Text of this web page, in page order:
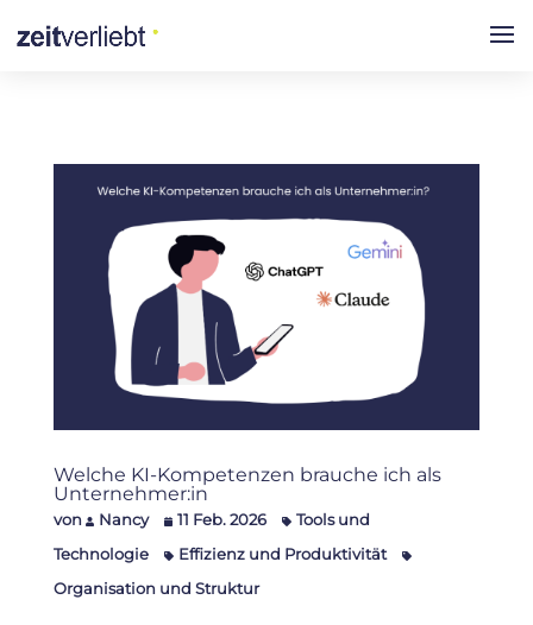
Welche KI-Kompetenzen brauche ich als
Unternehmer:in
von Nancy 11 Feb. 2026
Tools und
Technologie
Effizienz und Produktivität
Organisation und Struktur